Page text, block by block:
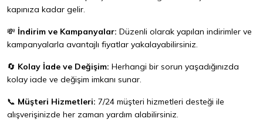
kapınıza kadar gelir.
💸 İndirim ve Kampanyalar: Düzenli olarak yapılan indirimler ve
kampanyalarla avantajlı fiyatlar yakalayabilirsiniz.
🔄 Kolay İade ve Değişim: Herhangi bir sorun yaşadığınızda
kolay iade ve değişim imkanı sunar.
📞 Müşteri Hizmetleri: 7/24 müşteri hizmetleri desteği ile
alışverişinizde her zaman yardım alabilirsiniz.